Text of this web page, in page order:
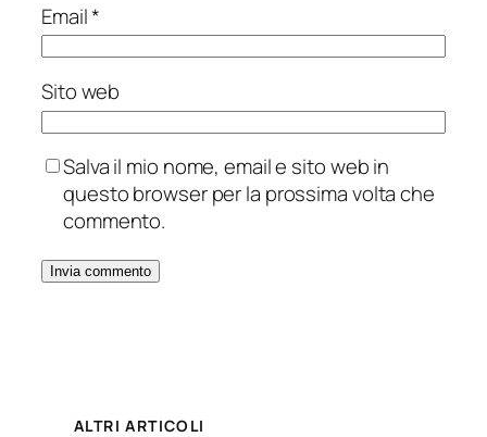
Email*
Sito web
Salva il mio nome, email e sito web in
questo browser per la prossima volta che
commento.
ALTRI ARTICOLI